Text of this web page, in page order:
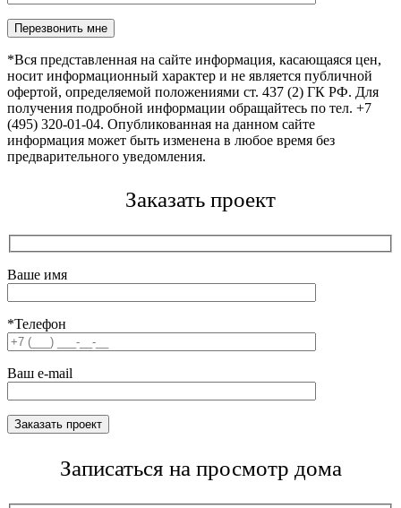
Оставьте это поле пустым.
*Вся представленная на сайте информация, касающаяся цен,
носит информационный характер и не является публичной
офертой, определяемой положениями ст. 437 (2) ГК РФ. Для
получения подробной информации обращайтесь по тел. +7
(495) 320-01-04. Опубликованная на данном сайте
информация может быть изменена в любое время без
предварительного уведомления.
Заказать проект
Ваше имя
*Телефон
Ваш e-mail
Записаться на просмотр дома